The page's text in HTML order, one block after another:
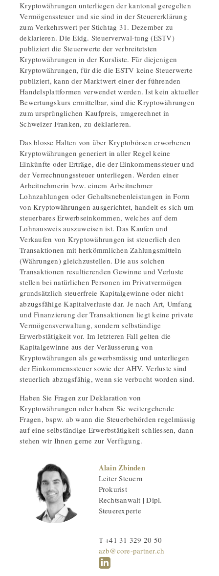
Kryptowährungen unterliegen der kantonal geregelten
Vermögenssteuer und sie sind in der Steuererklärung
zum Verkehrswert per Stichtag 31. Dezember zu
deklarieren. Die Eidg. Steuerverwal-tung (ESTV)
publiziert die Steuerwerte der verbreitetsten
Kryptowährungen in der Kursliste. Für diejenigen
Kryptowährungen, für die die ESTV keine Steuerwerte
publiziert, kann der Marktwert einer der führenden
Handelsplattformen verwendet werden. Ist kein aktueller
Bewertungskurs ermittelbar, sind die Kryptowährungen
zum ursprünglichen Kaufpreis, umgerechnet in
Schweizer Franken, zu deklarieren.
Das blosse Halten von über Kryptobörsen erworbenen
Kryptowährungen generiert in aller Regel keine
Einkünfte oder Erträge, die der Einkommenssteuer und
der Verrechnungssteuer unterliegen. Werden einer
Arbeitnehmerin bzw. einem Arbeitnehmer
Lohnzahlungen oder Gehaltsnebenleistungen in Form
von Kryptowährungen ausgerichtet, handelt es sich um
steuerbares Erwerbseinkommen, welches auf dem
Lohnausweis auszuweisen ist. Das Kaufen und
Verkaufen von Kryptowährungen ist steuerlich den
Transaktionen mit herkömmlichen Zahlungsmitteln
(Währungen) gleichzustellen. Die aus solchen
Transaktionen resultierenden Gewinne und Verluste
stellen bei natürlichen Personen im Privatvermögen
grundsätzlich steuerfreie Kapitalgewinne oder nicht
abzugsfähige Kapitalverluste dar. Je nach Art, Umfang
und Finanzierung der Transaktionen liegt keine private
Vermögensverwaltung, sondern selbständige
Erwerbstätigkeit vor. Im letzteren Fall gelten die
Kapitalgewinne aus der Veräusserung von
Kryptowährungen als gewerbsmässig und unterliegen
der Einkommenssteuer sowie der AHV. Verluste sind
steuerlich abzugsfähig, wenn sie verbucht worden sind.
Haben Sie Fragen zur Deklaration von
Kryptowährungen oder haben Sie weitergehende
Fragen, bspw. ab wann die Steuerbehörden regelmässig
auf eine selbständige Erwerbstätigkeit schliessen, dann
stehen wir Ihnen gerne zur Verfügung.
Alain Zbinden
Leiter Steuern
Prokurist
Rechtsanwalt | Dipl.
Steuerexperte
T +41 31 329 20 50
azb@core-partner.ch